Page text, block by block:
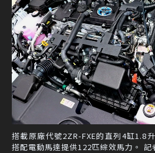
搭載原廠代號2ZR-FXE的直列4缸1.8
搭配電動馬達提供122匹綜效馬力。 記